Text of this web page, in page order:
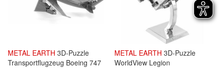
METAL EARTH 3D-Puzzle
Transportflugzeug Boeing 747
METAL EARTH 3D-Puzzle
WorldView Legion